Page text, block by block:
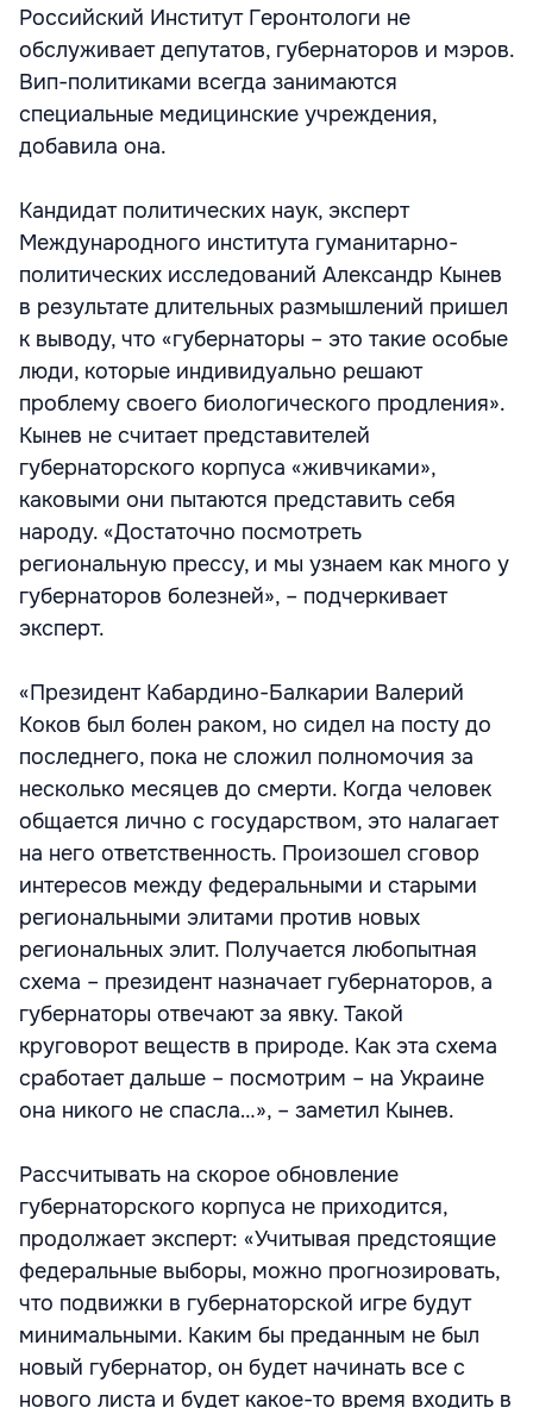
Российский Институт Геронтологи не
обслуживает депутатов, губернаторов и мэров.
Вип-политиками всегда занимаются
специальные медицинские учреждения,
добавила она.
Кандидат политических наук, эксперт
Международного института гуманитарно-
политических исследований Александр Кынев
в результате длительных размышлений пришел
к выводу, что «губернаторы – это такие особые
люди, которые индивидуально решают
проблему своего биологического продления».
Кынев не считает представителей
губернаторского корпуса «живчиками»,
каковыми они пытаются представить себя
народу. «Достаточно посмотреть
региональную прессу, и мы узнаем как много у
губернаторов болезней», – подчеркивает
эксперт.
«Президент Кабардино-Балкарии Валерий
Коков был болен раком, но сидел на посту до
последнего, пока не сложил полномочия за
несколько месяцев до смерти. Когда человек
общается лично с государством, это налагает
на него ответственность. Произошел сговор
интересов между федеральными и старыми
региональными элитами против новых
региональных элит. Получается любопытная
схема – президент назначает губернаторов, а
губернаторы отвечают за явку. Такой
круговорот веществ в природе. Как эта схема
сработает дальше – посмотрим – на Украине
она никого не спасла…», – заметил Кынев.
Рассчитывать на скорое обновление
губернаторского корпуса не приходится,
продолжает эксперт: «Учитывая предстоящие
федеральные выборы, можно прогнозировать,
что подвижки в губернаторской игре будут
минимальными. Каким бы преданным не был
новый губернатор, он будет начинать все с
нового листа и будет какое-то время входить в